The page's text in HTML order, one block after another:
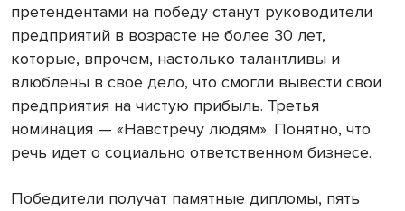
претендентами на победу станут руководители
предприятий в возрасте не более 30 лет,
которые, впрочем, настолько талантливы и
влюблены в свое дело, что смогли вывести свои
предприятия на чистую прибыль. Третья
номинация — «Навстречу людям». Понятно, что
речь идет о социально ответственном бизнесе.
Победители получат памятные дипломы, пять